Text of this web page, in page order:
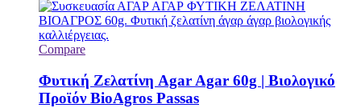
Compare
Φυτική Ζελατίνη Agar Agar 60g | Βιολογικό
Προϊόν BioAgros Passas